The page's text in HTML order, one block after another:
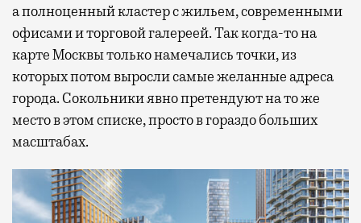
а полноценный кластер с жильем, современными
офисами и торговой галереей. Так когда-то на
карте Москвы только намечались точки, из
которых потом выросли самые желанные адреса
города. Сокольники явно претендуют на то же
место в этом списке, просто в гораздо больших
масштабах.